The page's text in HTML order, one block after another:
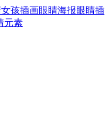
女孩插画眼睛海报眼睛插
元素